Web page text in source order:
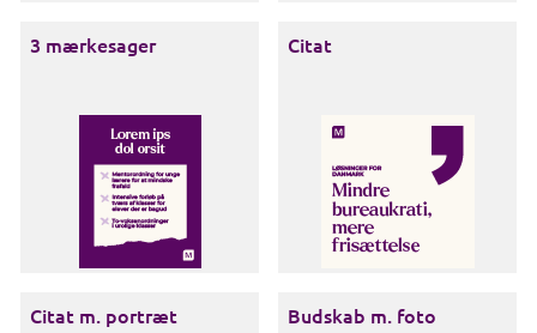
3 mærkesager Citat
Citat m. portræt Budskab m. foto